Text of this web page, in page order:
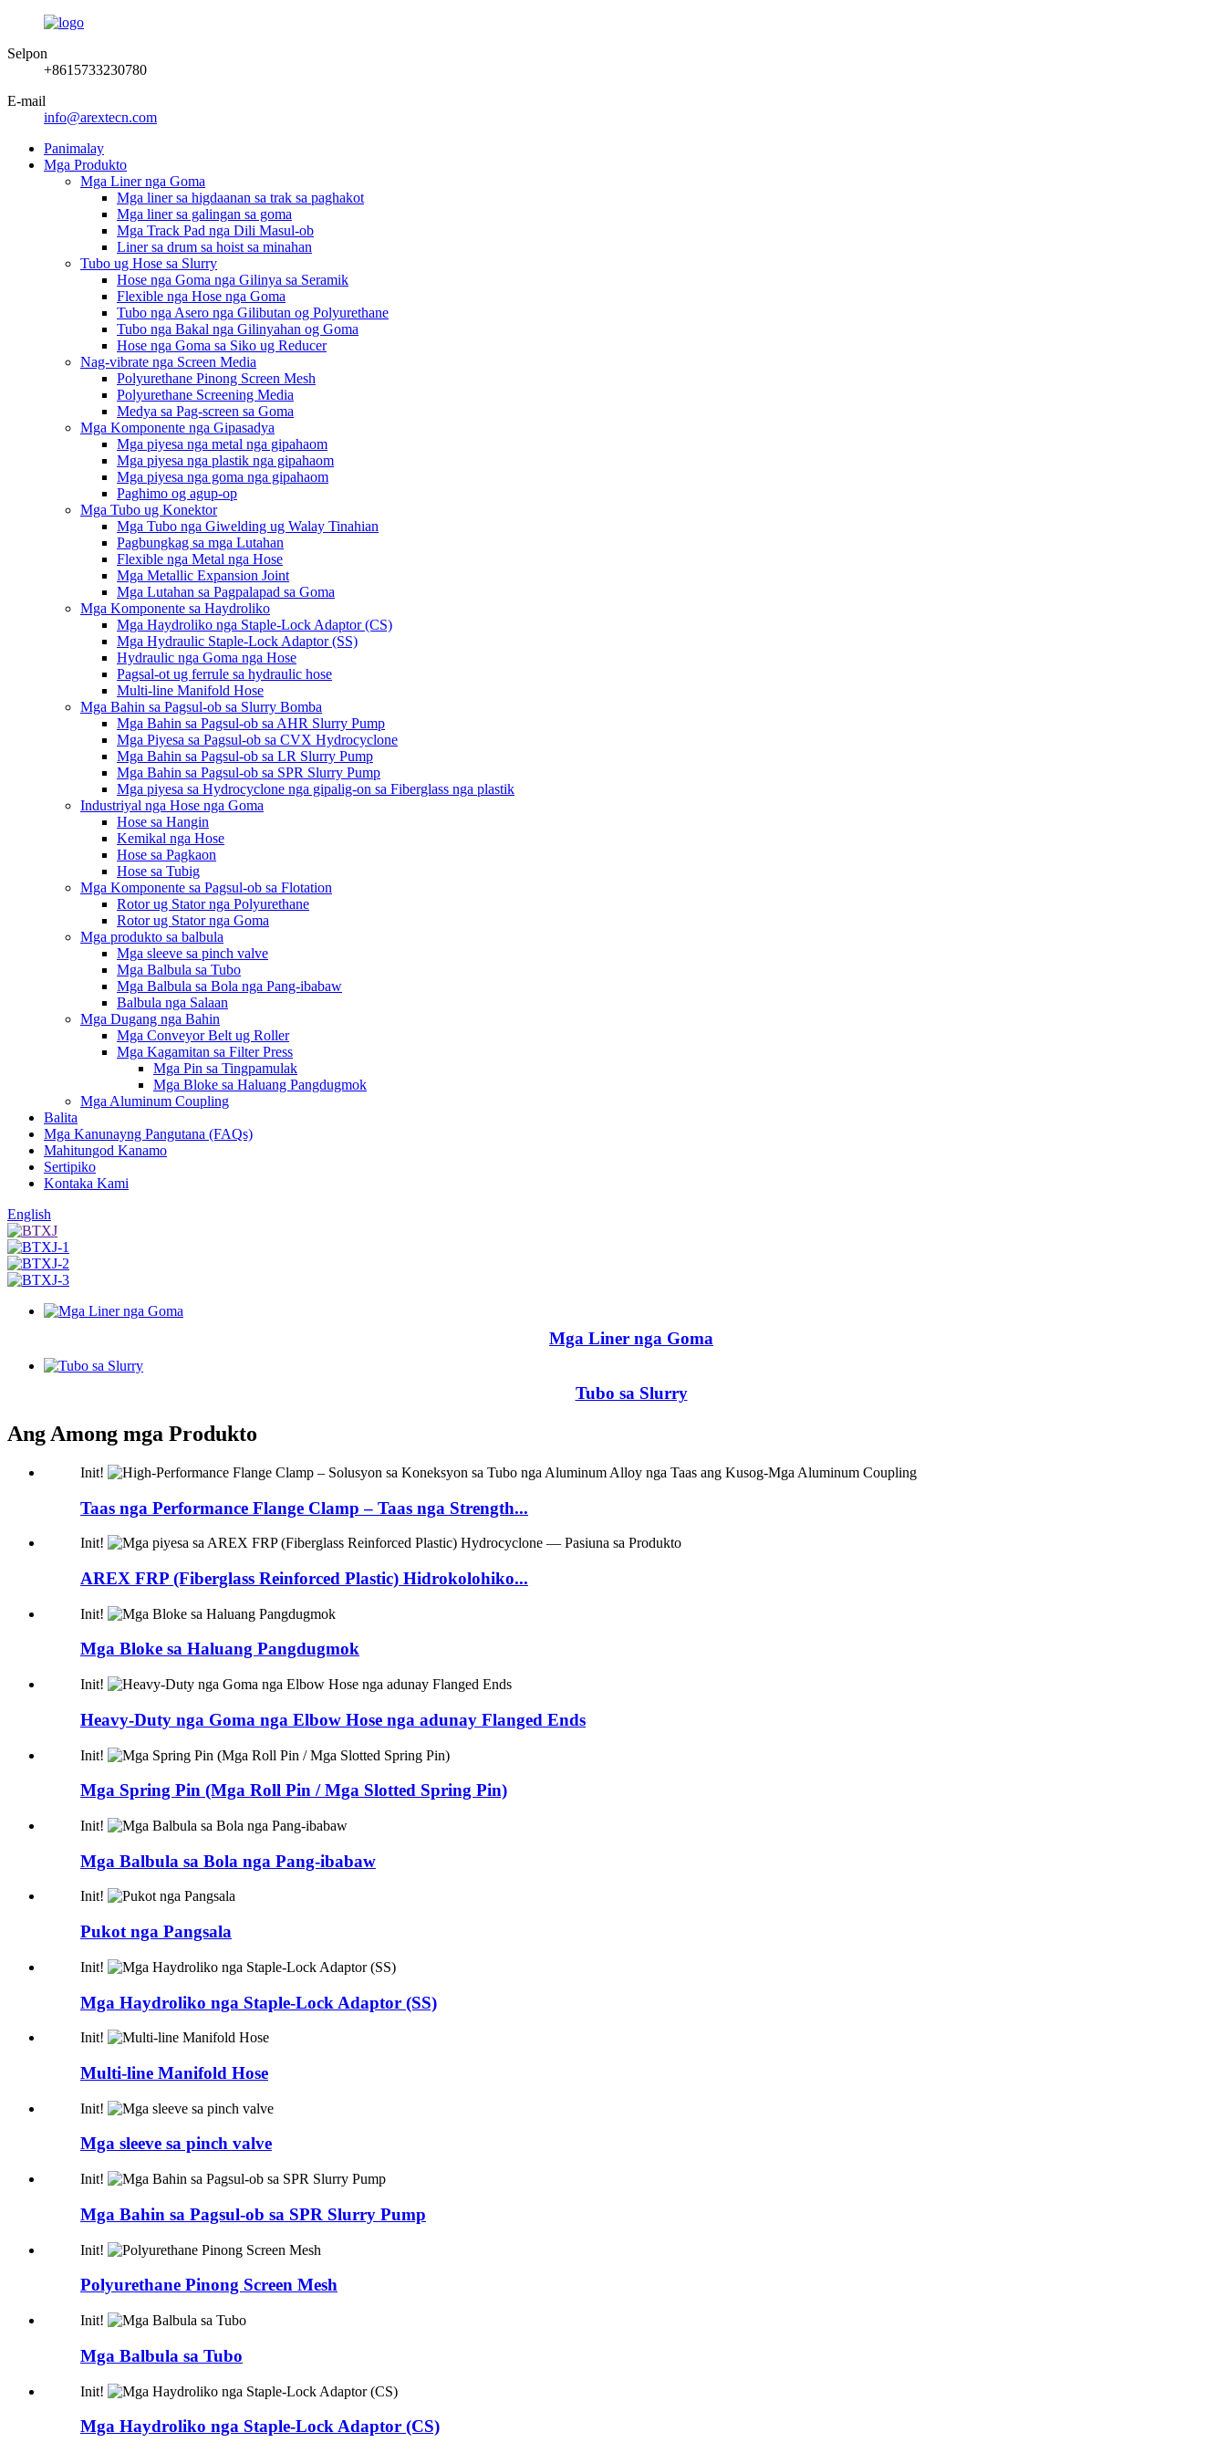
Selpon
+8615733230780
E-mail
info@arextecn.com
Panimalay
Mga Produkto
Mga Liner nga Goma
Mga liner sa higdaanan sa trak sa paghakot
Mga liner sa galingan sa goma
Mga Track Pad nga Dili Masul-ob
Liner sa drum sa hoist sa minahan
Tubo ug Hose sa Slurry
Hose nga Goma nga Gilinya sa Seramik
Flexible nga Hose nga Goma
Tubo nga Asero nga Gilibutan og Polyurethane
Tubo nga Bakal nga Gilinyahan og Goma
Hose nga Goma sa Siko ug Reducer
Nag-vibrate nga Screen Media
Polyurethane Pinong Screen Mesh
Polyurethane Screening Media
Medya sa Pag-screen sa Goma
Mga Komponente nga Gipasadya
Mga piyesa nga metal nga gipahaom
Mga piyesa nga plastik nga gipahaom
Mga piyesa nga goma nga gipahaom
Paghimo og agup-op
Mga Tubo ug Konektor
Mga Tubo nga Giwelding ug Walay Tinahian
Pagbungkag sa mga Lutahan
Flexible nga Metal nga Hose
Mga Metallic Expansion Joint
Mga Lutahan sa Pagpalapad sa Goma
Mga Komponente sa Haydroliko
Mga Haydroliko nga Staple-Lock Adaptor (CS)
Mga Hydraulic Staple-Lock Adaptor (SS)
Hydraulic nga Goma nga Hose
Pagsal-ot ug ferrule sa hydraulic hose
Multi-line Manifold Hose
Mga Bahin sa Pagsul-ob sa Slurry Bomba
Mga Bahin sa Pagsul-ob sa AHR Slurry Pump
Mga Piyesa sa Pagsul-ob sa CVX Hydrocyclone
Mga Bahin sa Pagsul-ob sa LR Slurry Pump
Mga Bahin sa Pagsul-ob sa SPR Slurry Pump
Mga piyesa sa Hydrocyclone nga gipalig-on sa Fiberglass nga plastik
Industriyal nga Hose nga Goma
Hose sa Hangin
Kemikal nga Hose
Hose sa Pagkaon
Hose sa Tubig
Mga Komponente sa Pagsul-ob sa Flotation
Rotor ug Stator nga Polyurethane
Rotor ug Stator nga Goma
Mga produkto sa balbula
Mga sleeve sa pinch valve
Mga Balbula sa Tubo
Mga Balbula sa Bola nga Pang-ibabaw
Balbula nga Salaan
Mga Dugang nga Bahin
Mga Conveyor Belt ug Roller
Mga Kagamitan sa Filter Press
Mga Pin sa Tingpamulak
Mga Bloke sa Haluang Pangdugmok
Mga Aluminum Coupling
Balita
Mga Kanunayng Pangutana (FAQs)
Mahitungod Kanamo
Sertipiko
Kontaka Kami
English
Mga Liner nga Goma
Tubo sa Slurry
Ang Among mga Produkto
Init!
Taas nga Performance Flange Clamp – Taas nga Strength...
Init!
AREX FRP (Fiberglass Reinforced Plastic) Hidrokolohiko...
Init!
Mga Bloke sa Haluang Pangdugmok
Init!
Heavy-Duty nga Goma nga Elbow Hose nga adunay Flanged Ends
Init!
Mga Spring Pin (Mga Roll Pin / Mga Slotted Spring Pin)
Init!
Mga Balbula sa Bola nga Pang-ibabaw
Init!
Pukot nga Pangsala
Init!
Mga Haydroliko nga Staple-Lock Adaptor (SS)
Init!
Multi-line Manifold Hose
Init!
Mga sleeve sa pinch valve
Init!
Mga Bahin sa Pagsul-ob sa SPR Slurry Pump
Init!
Polyurethane Pinong Screen Mesh
Init!
Mga Balbula sa Tubo
Init!
Mga Haydroliko nga Staple-Lock Adaptor (CS)